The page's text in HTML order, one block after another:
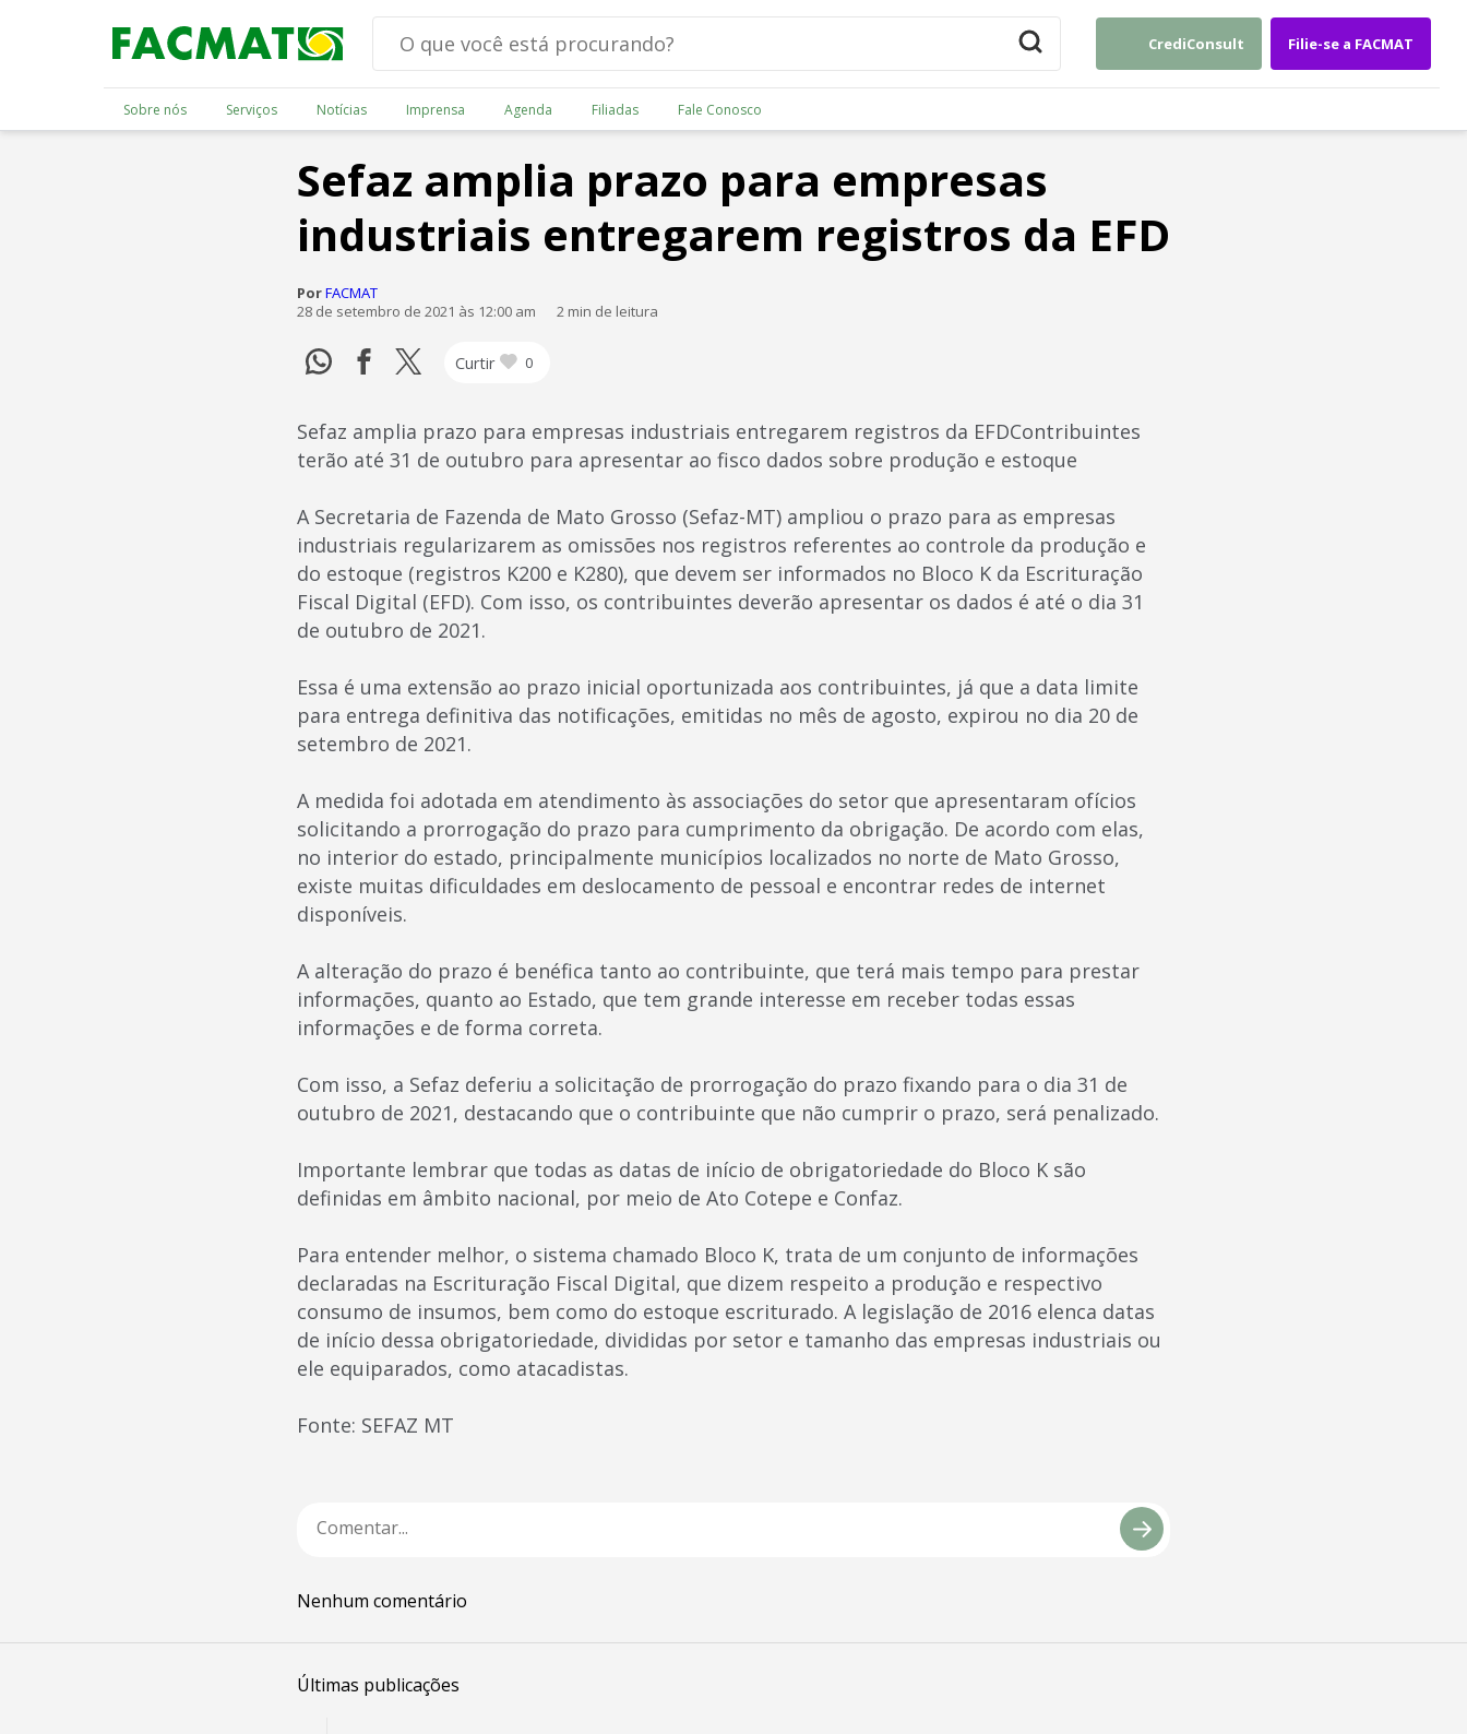
CrediConsult Filie-se a FACMAT
Sobre nós Serviços Notícias Imprensa Agenda Filiadas Fale Conosco
Sefaz amplia prazo para empresas
industriais entregarem registros da EFD
PorFACMAT
28 de setembro de 2021 às 12:00 am
2 min de leitura
Curtir 0
Sefaz amplia prazo para empresas industriais entregarem registros da EFDContribuintes
terão até 31 de outubro para apresentar ao fisco dados sobre produção e estoque
A Secretaria de Fazenda de Mato Grosso (Sefaz-MT) ampliou o prazo para as empresas
industriais regularizarem as omissões nos registros referentes ao controle da produção e
do estoque (registros K200 e K280), que devem ser informados no Bloco K da Escrituração
Fiscal Digital (EFD). Com isso, os contribuintes deverão apresentar os dados é até o dia 31
de outubro de 2021.
Essa é uma extensão ao prazo inicial oportunizada aos contribuintes, já que a data limite
para entrega definitiva das notificações, emitidas no mês de agosto, expirou no dia 20 de
setembro de 2021.
A medida foi adotada em atendimento às associações do setor que apresentaram ofícios
solicitando a prorrogação do prazo para cumprimento da obrigação. De acordo com elas,
no interior do estado, principalmente municípios localizados no norte de Mato Grosso,
existe muitas dificuldades em deslocamento de pessoal e encontrar redes de internet
disponíveis.
A alteração do prazo é benéfica tanto ao contribuinte, que terá mais tempo para prestar
informações, quanto ao Estado, que tem grande interesse em receber todas essas
informações e de forma correta.
Com isso, a Sefaz deferiu a solicitação de prorrogação do prazo fixando para o dia 31 de
outubro de 2021, destacando que o contribuinte que não cumprir o prazo, será penalizado.
Importante lembrar que todas as datas de início de obrigatoriedade do Bloco K são
definidas em âmbito nacional, por meio de Ato Cotepe e Confaz.
Para entender melhor, o sistema chamado Bloco K, trata de um conjunto de informações
declaradas na Escrituração Fiscal Digital, que dizem respeito a produção e respectivo
consumo de insumos, bem como do estoque escriturado. A legislação de 2016 elenca datas
de início dessa obrigatoriedade, divididas por setor e tamanho das empresas industriais ou
ele equiparados, como atacadistas.
Fonte: SEFAZ MT
Nenhum comentário
Últimas publicações